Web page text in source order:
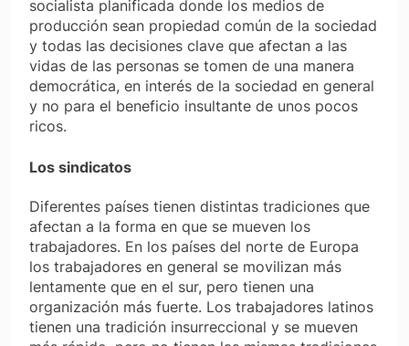
socialista planificada donde los medios de
producción sean propiedad común de la sociedad
y todas las decisiones clave que afectan a las
vidas de las personas se tomen de una manera
democrática, en interés de la sociedad en general
y no para el beneficio insultante de unos pocos
ricos.
Los sindicatos
Diferentes países tienen distintas tradiciones que
afectan a la forma en que se mueven los
trabajadores. En los países del norte de Europa
los trabajadores en general se movilizan más
lentamente que en el sur, pero tienen una
organización más fuerte. Los trabajadores latinos
tienen una tradición insurreccional y se mueven